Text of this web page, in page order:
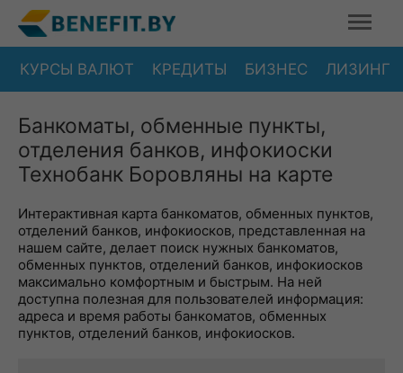
КУРСЫ ВАЛЮТ КРЕДИТЫ БИЗНЕС ЛИЗИНГ
Банкоматы, обменные пункты,
отделения банков, инфокиоски
Технобанк Боровляны на карте
Интерактивная карта банкоматов, обменных пунктов,
отделений банков, инфокиосков, представленная на
нашем сайте, делает поиск нужных банкоматов,
обменных пунктов, отделений банков, инфокиосков
максимально комфортным и быстрым. На ней
доступна полезная для пользователей информация:
адреса и время работы банкоматов, обменных
пунктов, отделений банков, инфокиосков.